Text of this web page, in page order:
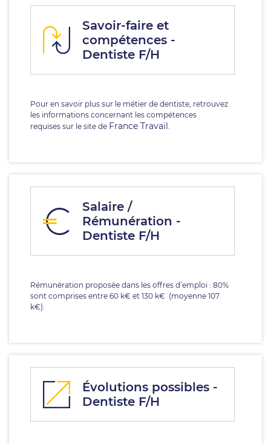
Savoir-faire et
compétences -
Dentiste F/H
Pour en savoir plus sur le métier de dentiste, retrouvez
les informations concernant les compétences
requises sur le site de France Travail.
Salaire /
Rémunération -
Dentiste F/H
Rémunération proposée dans les offres d’emploi : 80%
sont comprises entre 60 k€ et 130 k€ (moyenne 107
k€).
Évolutions possibles -
Dentiste F/H